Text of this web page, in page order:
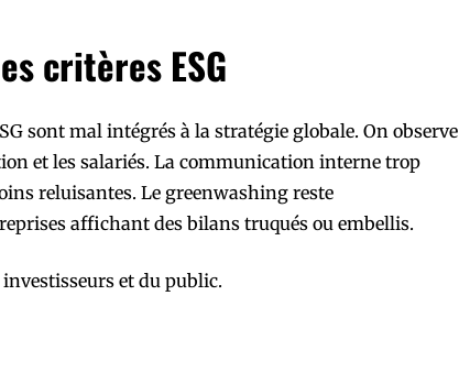
critères ESG
sont mal intégrés à la stratégie globale. On observe
et les salariés. La communication interne trop
reluisantes. Le greenwashing reste
affichant des bilans truqués ou embellis.
et du public.